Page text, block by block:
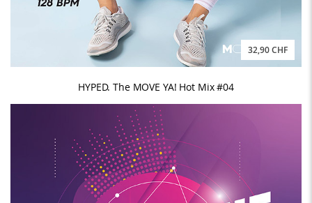
32,90 CHF
HYPED. The MOVE YA! Hot Mix #04